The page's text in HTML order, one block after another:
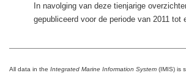
In navolging van deze tienjarige
gepubliceerd voor de periode van 2011 tot
All data in the Integrated Marine Information System (IMIS) is